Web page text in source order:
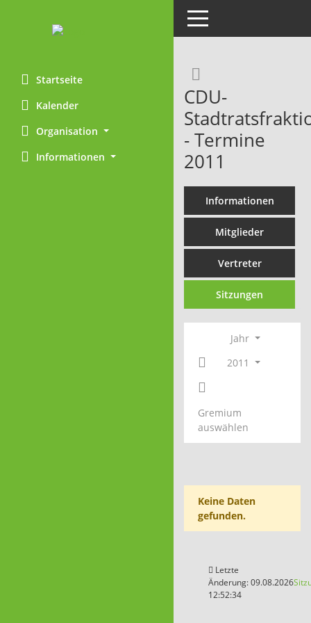
Startseite
Kalender
Organisation
Informationen
Toggle navigation
CDU-
- Termine
2011
Informationen
Mitglieder
Vertreter
Sitzungen
Jahr
2011
Gremium
auswählen
Keine Daten
gefunden.
Letzte
Änderung: 09.08.2026
12:52:34